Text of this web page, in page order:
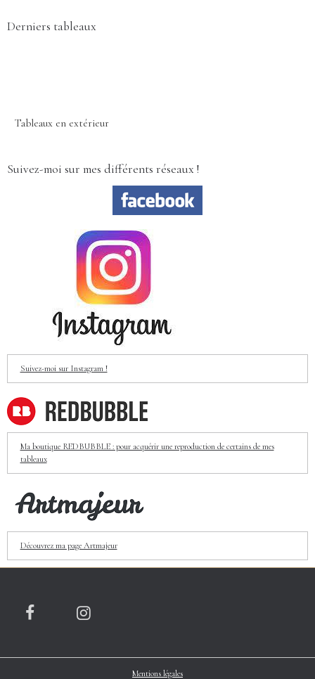
Derniers tableaux
Tableaux en extérieur
Suivez-moi sur mes différents réseaux !
Suivez-moi sur Instagram !
Ma boutique REDBUBBLE : pour acquérir une reproduction de certains de mes
tableaux
Découvrez ma page Artmajeur
Mentions légales